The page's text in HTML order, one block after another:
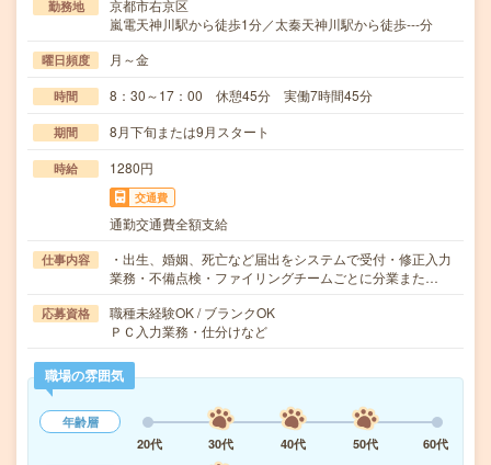
勤務地
京都市右京区
嵐電天神川駅から徒歩1分／太秦天神川駅から徒歩---分
曜日頻度 月～金
時間 8：30～17：00 休憩45分 実働7時間45分
期間 8月下旬または9月スタート
時給 1280円
交通費
通勤交通費全額支給
仕事内容
・出生、婚姻、死亡など届出をシステムで受付・修正入力
業務・不備点検・ファイリングチームごとに分業また…
応募資格
職種未経験OK / ブランクOK
ＰＣ入力業務・仕分けなど
職場の雰囲気
年齢層
20代
30代 40代 50代
60代